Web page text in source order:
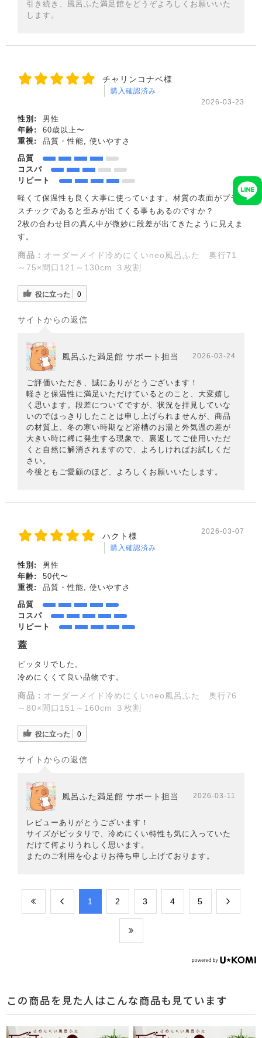
引き続き、風呂ふた満足館をどうぞよろしくお願いいた
します。
チャリンコナベ様
購入確認済み
2026-03-23
性別:
男性
年齢:
60歳以上〜
重視:
品質・性能, 使いやすさ
品質
コスパ
リピート
軽くて保温性も良く大事に使っています。材質の表面がプラ
スチックであると歪みが出てくる事もあるのですか？
2枚の合わせ目の真ん中が微妙に段差が出てきたように見えま
す。
商品： オーダーメイド冷めにくいneo風呂ふた 奥行71
～75×間口121～130cm ３枚割
役に立った 0
サイトからの返信
風呂ふた満足館 サポート担当 2026-03-24
ご評価いただき、誠にありがとうございます！
軽さと保温性に満足いただけているとのこと、大変嬉し
く思います。段差についてですが、状況を拝見していな
いのではっきりしたことは申し上げられませんが、商品
の材質上、冬の寒い時期など浴槽のお湯と外気温の差が
大きい時に稀に発生する現象で、裏返してご使用いただ
くと自然に解消されますので、よろしければお試しくだ
さい。
今後ともご愛顧のほど、よろしくお願いいたします。
ハクト様
購入確認済み
2026-03-07
性別:
男性
年齢:
50代〜
重視:
品質・性能, 使いやすさ
品質
コスパ
リピート
蓋
ピッタリでした。
冷めにくくて良い品物です。
商品： オーダーメイド冷めにくいneo風呂ふた 奥行76
～80×間口151～160cm ３枚割
役に立った 0
サイトからの返信
風呂ふた満足館 サポート担当 2026-03-11
レビューありがとうございます！
サイズがピッタリで、冷めにくい特性も気に入っていた
だけて何よりうれしく思います。
またのご利用を心よりお待ち申し上げております。
​1 ​2 ​3 ​4 ​5
この商品を見た人はこんな商品も見ています